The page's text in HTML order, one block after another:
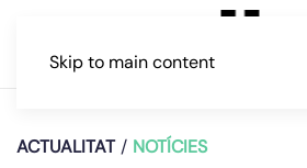
Skip to main content
ACTUALITAT NOTÍCIES